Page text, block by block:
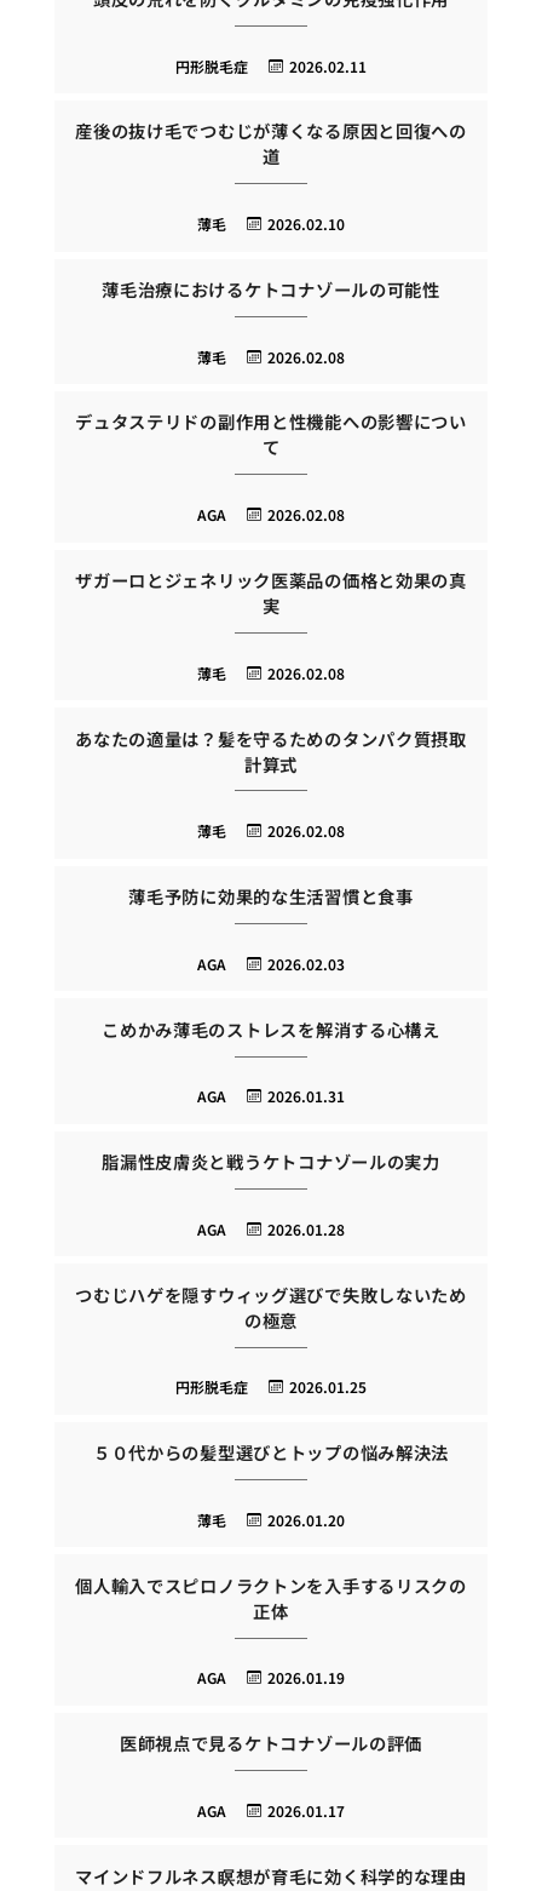
2026.02.11
円形脱毛症
産後の抜け毛でつむじが薄くなる原因と回復への
道
2026.02.10
薄毛
薄毛治療におけるケトコナゾールの可能性
2026.02.08
薄毛
デュタステリドの副作用と性機能への影響につい
て
2026.02.08
AGA
ザガーロとジェネリック医薬品の価格と効果の真
実
2026.02.08
薄毛
あなたの適量は？髪を守るためのタンパク質摂取
計算式
2026.02.08
薄毛
薄毛予防に効果的な生活習慣と食事
2026.02.03
AGA
こめかみ薄毛のストレスを解消する心構え
2026.01.31
AGA
脂漏性皮膚炎と戦うケトコナゾールの実力
2026.01.28
AGA
つむじハゲを隠すウィッグ選びで失敗しないため
の極意
2026.01.25
円形脱毛症
５０代からの髪型選びとトップの悩み解決法
2026.01.20
薄毛
個人輸入でスピロノラクトンを入手するリスクの
正体
2026.01.19
AGA
医師視点で見るケトコナゾールの評価
2026.01.17
AGA
マインドフルネス瞑想が育毛に効く科学的な理由